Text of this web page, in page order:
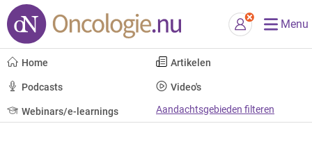
Menu
Home Artikelen
Podcasts Video's
Webinars/e-learnings Aandachtsgebieden filteren